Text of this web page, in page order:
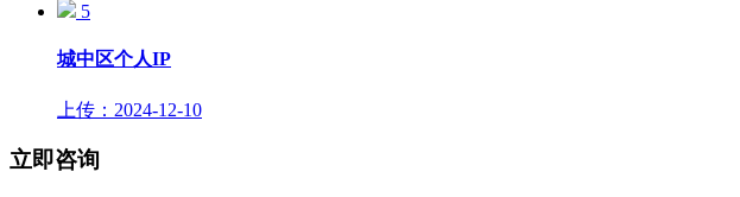
5
城中区个人IP
上传：2024-12-10
立即咨询